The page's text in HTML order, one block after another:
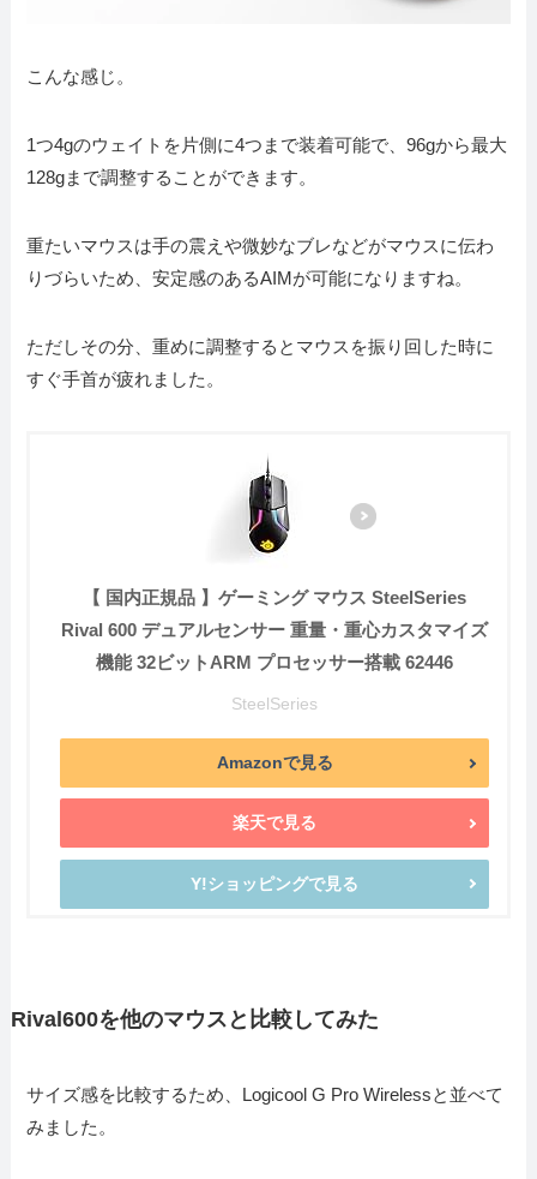
こんな感じ。
1つ4gのウェイトを片側に4つまで装着可能で、96gから最大
128gまで調整することができます。
重たいマウスは手の震えや微妙なブレなどがマウスに伝わ
りづらいため、安定感のあるAIMが可能になりますね。
ただしその分、重めに調整するとマウスを振り回した時に
すぐ手首が疲れました。
【 国内正規品 】ゲーミング マウス SteelSeries
Rival 600 デュアルセンサー 重量・重心カスタマイズ
機能 32ビットARM プロセッサー搭載 62446
SteelSeries
Amazonで見る
楽天で見る
Y!ショッピングで見る
Rival600を他のマウスと比較してみた
サイズ感を比較するため、Logicool G Pro Wirelessと並べて
みました。